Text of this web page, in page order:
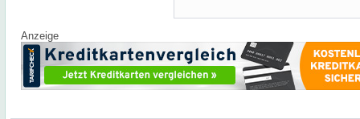
Anzeige